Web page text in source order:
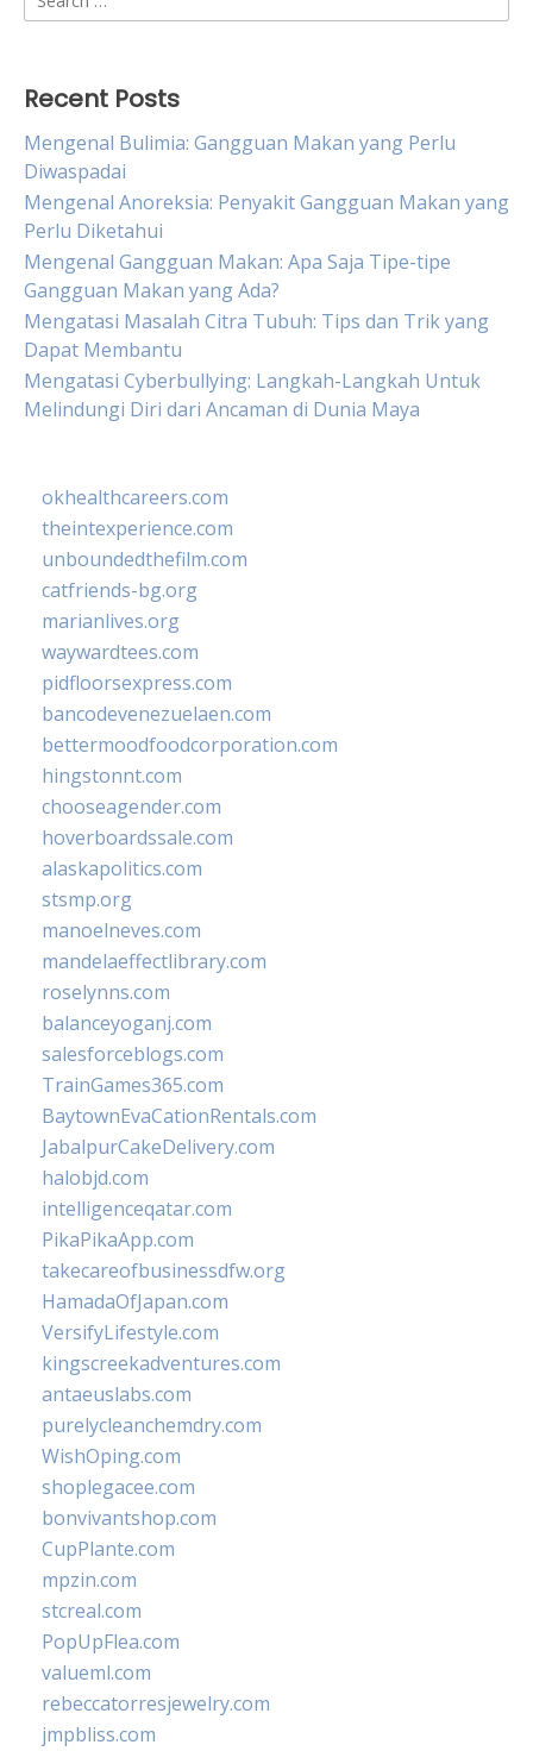
for:
Recent Posts
Mengenal Bulimia: Gangguan Makan yang Perlu
Diwaspadai
Mengenal Anoreksia: Penyakit Gangguan Makan yang
Perlu Diketahui
Mengenal Gangguan Makan: Apa Saja Tipe-tipe
Gangguan Makan yang Ada?
Mengatasi Masalah Citra Tubuh: Tips dan Trik yang
Dapat Membantu
Mengatasi Cyberbullying: Langkah-Langkah Untuk
Melindungi Diri dari Ancaman di Dunia Maya
okhealthcareers.com
theintexperience.com
unboundedthefilm.com
catfriends-bg.org
marianlives.org
waywardtees.com
pidfloorsexpress.com
bancodevenezuelaen.com
bettermoodfoodcorporation.com
hingstonnt.com
chooseagender.com
hoverboardssale.com
alaskapolitics.com
stsmp.org
manoelneves.com
mandelaeffectlibrary.com
roselynns.com
balanceyoganj.com
salesforceblogs.com
TrainGames365.com
BaytownEvaCationRentals.com
JabalpurCakeDelivery.com
halobjd.com
intelligenceqatar.com
PikaPikaApp.com
takecareofbusinessdfw.org
HamadaOfJapan.com
VersifyLifestyle.com
kingscreekadventures.com
antaeuslabs.com
purelycleanchemdry.com
WishOping.com
shoplegacee.com
bonvivantshop.com
CupPlante.com
mpzin.com
stcreal.com
PopUpFlea.com
valueml.com
rebeccatorresjewelry.com
jmpbliss.com